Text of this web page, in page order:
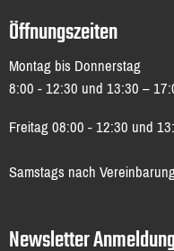
Öffnungszeiten
Montag bis Donnerstag
8:00 - 12:30 und 13:30 –
Freitag 08:00 - 12:30 und
Samstags nach
Newsletter